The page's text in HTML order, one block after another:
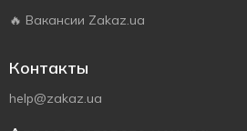
🔥 Вакансии Zakaz.ua
Контакты
help@zakaz.ua